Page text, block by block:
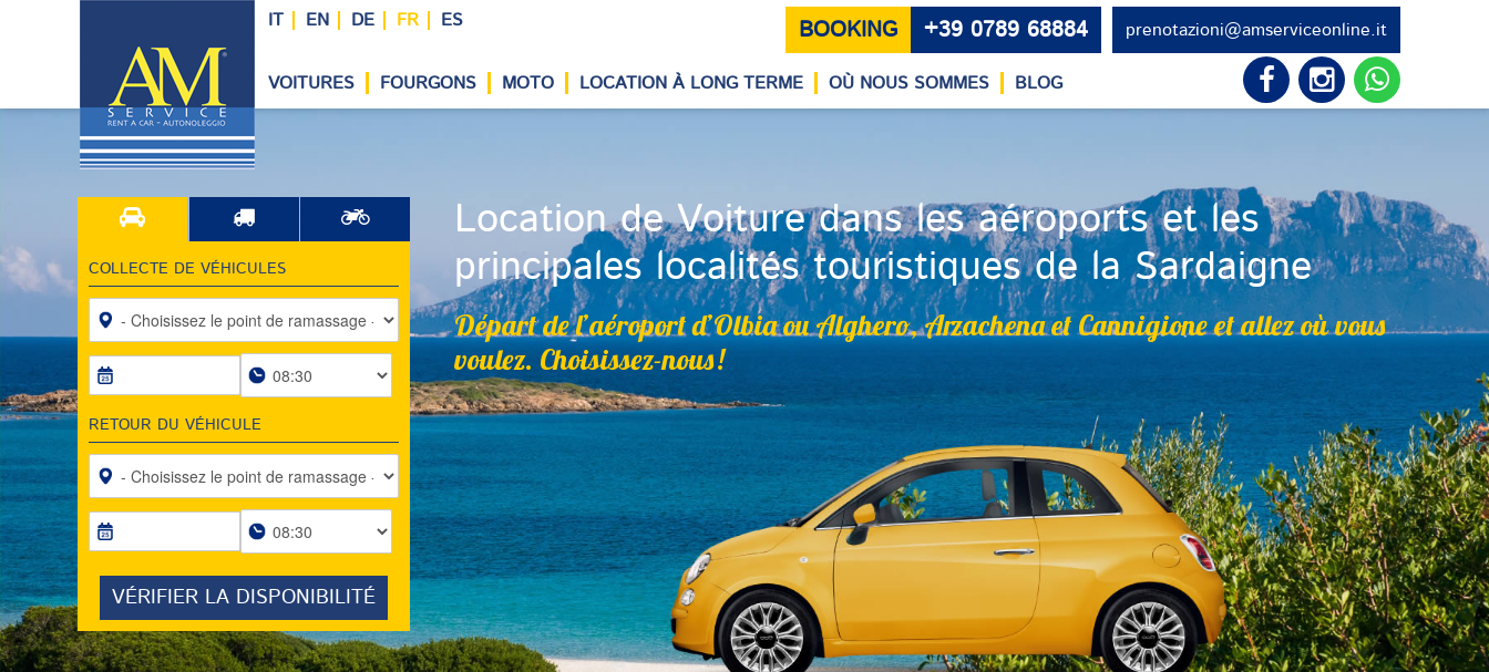
IT EN DE FR ES
prenotazioni@amserviceonline.it
BOOKING +39 0789 68884
VOITURES FOURGONS MOTO LOCATION À LONG TERME OÙ NOUS SOMMES BLOG
Location de Voiture dans les aéroports et les
principales localités touristiques de la Sardaigne
Départ de l’aéroport d’Olbia ou Alghero, Arzachena et Cannigione et allez où vous
voulez. Choisissez-nous !
COLLECTE DE VÉHICULES
RETOUR DU VÉHICULE